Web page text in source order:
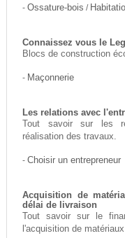
- Ossature-bois /
Connaissez vous le
Blocs de construction
- Maçonnerie
Les relations avec
Tout savoir sur les
réalisation des travaux.
- Choisir un entrepreneur
Acquisition de
délai de livraison
Tout savoir sur le
l'acquisition de